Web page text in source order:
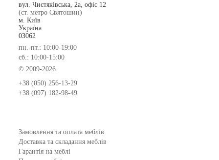
вул. Чистяківська, 2а, офіс 12
(ст. метро Святошин)
м. Київ
Україна
03062
пн.-пт.: 10:00-19:00
сб.: 10:00-15:00
© 2009-2026
+38 (050) 256-13-29
+38 (097) 182-98-49
Замовлення та оплата меблів
Доставка та складання меблів
Гарантія на меблі